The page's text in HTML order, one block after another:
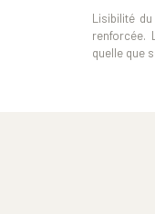
Lisibilité
renforcée.
quelle que